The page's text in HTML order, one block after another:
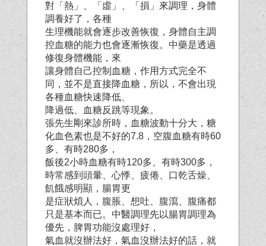
對「熱」、「虛」、「損」來調理，身體
調養好了，各種
生理機能就會逐步改善恢復，身體自主調
控血糖的能力也會逐漸恢復。中藥是透過
修復身體機能，來
讓身體自己控制血糖，作用方式完全不
同，並不是直接降血糖，所以，不會出現
各種血糖快速降低、
降過低、血糖反跳等現象。
張先生剛來診所時，血糖波動十分大，糖
化血色素也是不好的7.8，空腹血糖有時60
多、有時280多，
飯後2小時血糖有時120多、有時300多，
時常感到頭暈、心悸、疲倦、口乾舌燥、
飢餓感明顯，腸胃更
是症狀煩人，腹脹、想吐、腹瀉、腹痛都
只是基本而已。中醫調理先以腸胃調理為
優先，脾胃功能沒 處理好，
氣血就沒辦法好，氣血沒辦法好的話，就